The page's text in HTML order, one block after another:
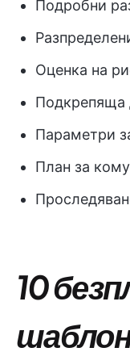
Подробни
Оценка на
Подкрепяща
Параметри
План за
10